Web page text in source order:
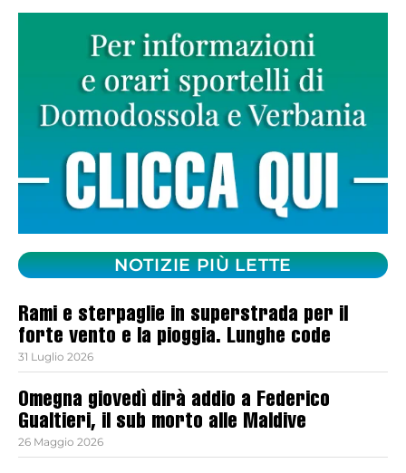
NOTIZIE PIÙ LETTE
Rami e sterpaglie in superstrada per il
forte vento e la pioggia. Lunghe code
31 Luglio 2026
Omegna giovedì dirà addio a Federico
Gualtieri, il sub morto alle Maldive
26 Maggio 2026